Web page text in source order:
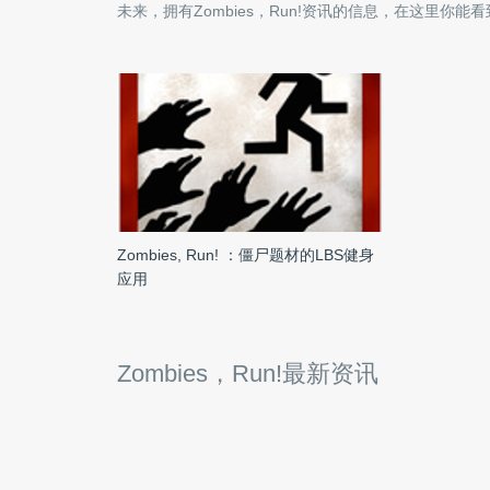
未来，拥有Zombies，Run!资讯的信息，在这里你能看
Zombies, Run! ：僵尸题材的LBS健身
应用
Zombies，Run!最新资讯